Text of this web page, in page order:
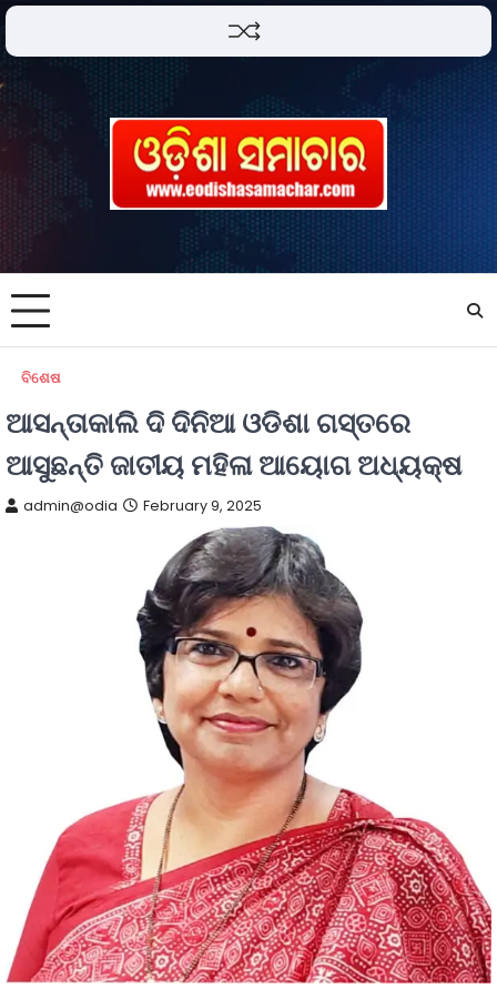
ବିଶେଷ
ଆସନ୍ତାକାଲି ଦି ଦିନିଆ ଓଡିଶା ଗସ୍ତରେ
ଆସୁଛନ୍ତି ଜାତୀୟ ମହିଳା ଆୟୋଗ ଅଧ୍ୟକ୍ଷ
admin@odia February 9, 2025